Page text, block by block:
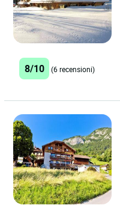
8/10 (6 recensioni)